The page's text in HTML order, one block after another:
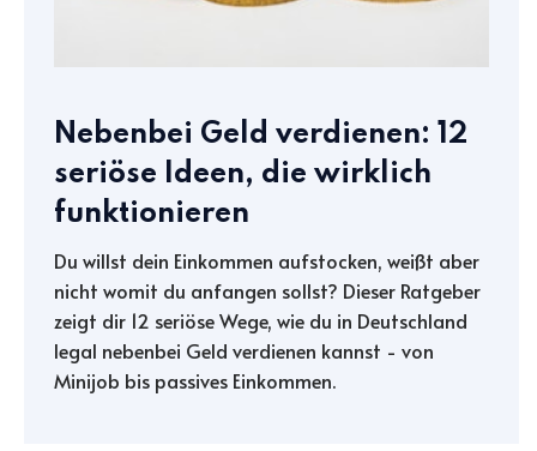
Nebenbei Geld verdienen: 12
seriöse Ideen, die wirklich
funktionieren
Du willst dein Einkommen aufstocken, weißt aber
nicht womit du anfangen sollst? Dieser Ratgeber
zeigt dir 12 seriöse Wege, wie du in Deutschland
legal nebenbei Geld verdienen kannst - von
Minijob bis passives Einkommen.